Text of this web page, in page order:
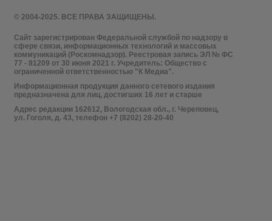
© 2004-2025. ВСЕ ПРАВА ЗАЩИЩЕНЫ.
Сайт зарегистрирован Федеральной службой по надзору в
сфере связи, информационных технологий и массовых
коммуникаций (Роскомнадзор). Реестровая запись ЭЛ № ФС
77 - 81209 от 30 июня 2021 г. Учредитель: Общество с
ограниченной ответственностью "К Медиа".
Информационная продукция данного сетевого издания
предназначена для лиц, достигших 16 лет и старше
Адрес редакции 162612, Вологодская обл., г. Череповец,
ул. Гоголя, д. 43, телефон +7 (8202) 28-20-40